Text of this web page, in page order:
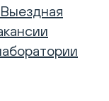
Выездная